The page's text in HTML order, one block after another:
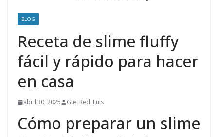
BLOG
Receta de slime fluffy
fácil y rápido para hacer
en casa
abril 30, 2025 Gte. Red. Luis
Cómo preparar un slime